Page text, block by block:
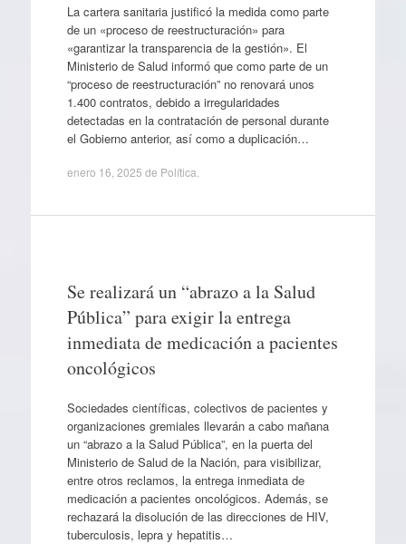
La cartera sanitaria justificó la medida como parte
de un «proceso de reestructuración» para
«garantizar la transparencia de la gestión». El
Ministerio de Salud informó que como parte de un
“proceso de reestructuración” no renovará unos
1.400 contratos, debido a irregularidades
detectadas en la contratación de personal durante
el Gobierno anterior, así como a duplicación…
enero 16, 2025 de Política
Se realizará un “abrazo a la Salud
Pública” para exigir la entrega
inmediata de medicación a pacientes
oncológicos
Sociedades científicas, colectivos de pacientes y
organizaciones gremiales llevarán a cabo mañana
un “abrazo a la Salud Pública”, en la puerta del
Ministerio de Salud de la Nación, para visibilizar,
entre otros reclamos, la entrega inmediata de
medicación a pacientes oncológicos. Además, se
rechazará la disolución de las direcciones de HIV,
tuberculosis, lepra y hepatitis…